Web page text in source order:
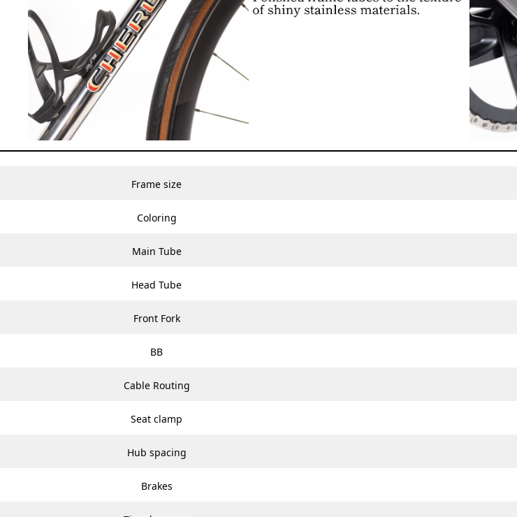
Frame size
Coloring
Main Tube
Head Tube
Front Fork
BB
Cable Routing
Seat clamp
Hub spacing
Brakes